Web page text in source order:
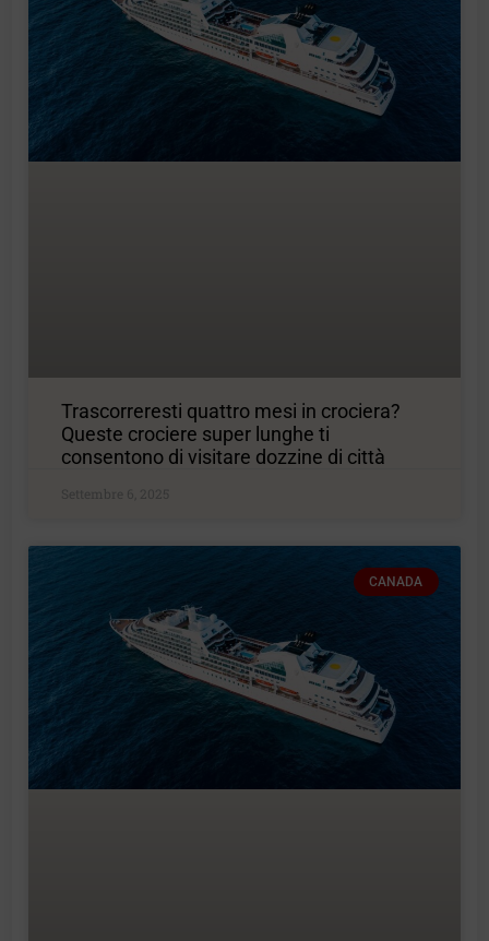
Trascorreresti quattro mesi in crociera?
Queste crociere super lunghe ti
consentono di visitare dozzine di città
Settembre 6, 2025
CANADA